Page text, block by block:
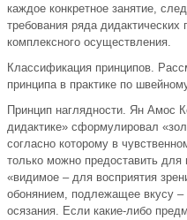
каждое конкретное занятие,
требования ряда
комплексного осуществления.
Классификация принципов.
принципа в практике по
Принцип наглядности. Ян Амос
дидактике» сформулировал
согласно которому в
только можно предоставить
«видимое – для восприятия
обонянием, подлежащее вкусу –
осязания. Если какие-либо